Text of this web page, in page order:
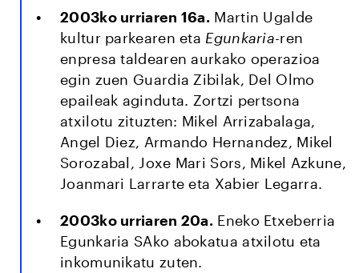
2003ko urriaren 16a. Martin Ugalde
kultur parkearen eta Egunkaria-ren
enpresa taldearen aurkako operazioa
egin zuen Guardia Zibilak, Del Olmo
epaileak aginduta. Zortzi pertsona
atxilotu zituzten: Mikel Arrizabalaga,
Angel Diez, Armando Hernandez, Mikel
Sorozabal, Joxe Mari Sors, Mikel Azkune,
Joanmari Larrarte eta Xabier Legarra.
2003ko urriaren 20a. Eneko Etxeberria
Egunkaria SAko abokatua atxilotu eta
inkomunikatu zuten.